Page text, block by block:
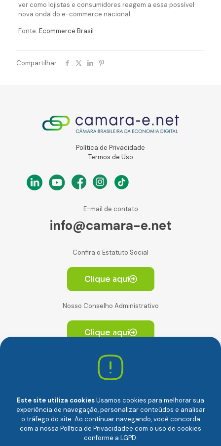
ver como lojistas e consumidores reagem a essa possível
nova onda do e-commerce nacional.
Fonte: Ecommerce Brasil
Compartilhar
Política de Privacidade
Termos de Uso
E-mail de contato
info@camara-e.net
Confira o Estatuto Social
Clique aqui
Nosso Conselho Administrativo
Clique aqui
Av. Paulista, 2064. Conjunto 14, (Edifício Paulista) -
CEP 01310-928 Consolação – São Paulo/SP
Este site utiliza cookiesUsamos cookies para melhorar sua
experiência de navegação, personalizar conteúdos e analisar
o tráfego do site. Ao continuar navegando, você concorda
com a nossa Política de Privacidadee com o uso de cookies
conforme a LGPD.